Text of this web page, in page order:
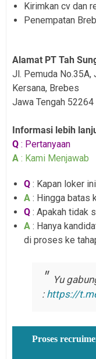
Kirimkan cv dan
Penempatan
Alamat PT Tah
Jl. Pemuda No.35A,
Kersana, Brebes
Jawa Tengah 52264
Informasi lebih
Q : Pertanyaan
A : Kami Menjawab
Q : Kapan loker
A : Hingga batas
Q : Apakah tidak
A : Hanya
di proses ke
Yu
: https://
Proses